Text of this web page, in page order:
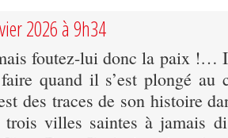
2026 à 9h34
foutez-lui donc la paix !…
quand il s’est plongé au
des traces de son histoire
villes saintes à jamais